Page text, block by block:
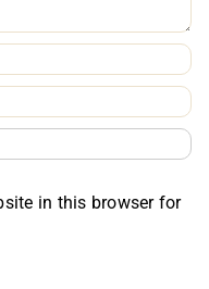
in this browser for